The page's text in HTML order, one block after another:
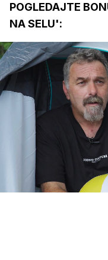
POGLEDAJTE
NA SELU':
Upali
zvuk